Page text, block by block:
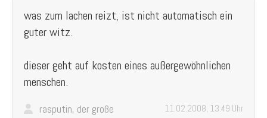
was zum lachen reizt, ist nicht automatisch ein
guter witz.
dieser geht auf kosten eines außergewöhnlichen
menschen.
rasputin, der große 11.02.2008, 13:49 Uhr